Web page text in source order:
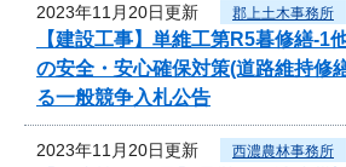
2023年11月20日更新 郡上土木事務所
【建設工事】単維工第R5暮修繕-
の安全・安心確保対策(道路維持修
る一般競争入札公告
2023年11月20日更新 西濃農林事務所